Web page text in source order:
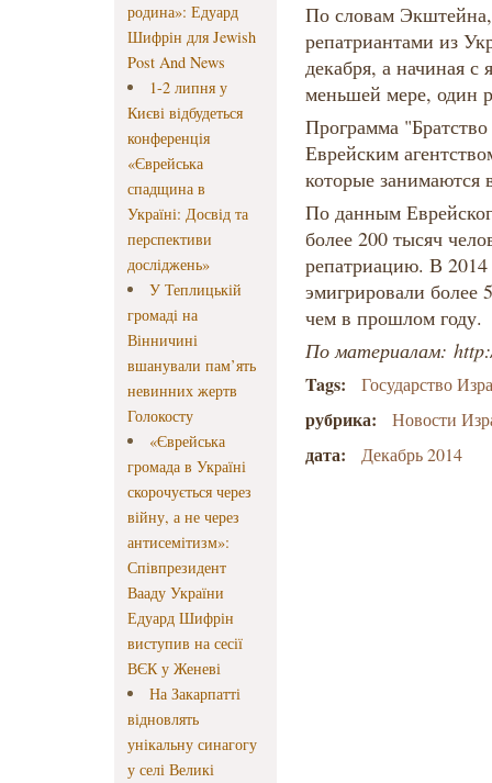
родина»: Едуард
Шифрін для Jewish
Post And News
1-2 липня у
Києві відбудеться
конференція
«Єврейська
спадщина в
Україні: Досвід та
перспективи
досліджень»
У Теплицькій
громаді на
Вінничині
вшанували пам’ять
невинних жертв
Голокосту
«Єврейська
громада в Україні
скорочується через
війну, а не через
антисемітизм»:
Співпрезидент
Вааду України
Едуард Шифрін
виступив на сесії
ВЄК у Женеві
На Закарпатті
відновлять
унікальну синагогу
у селі Великі
По словам
репатриантами из
декабря, а начиная с
меньшей мере, один
Программа
Еврейским
которые занимаются
По данным
более 200 тысяч
репатриацию. В
эмигрировали более
чем в прошлом году.
По материалам:
Tags: Государство
рубрика: Новости
дата: Декабрь 2014